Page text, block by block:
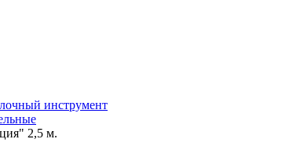
инструмент
2,5 м.